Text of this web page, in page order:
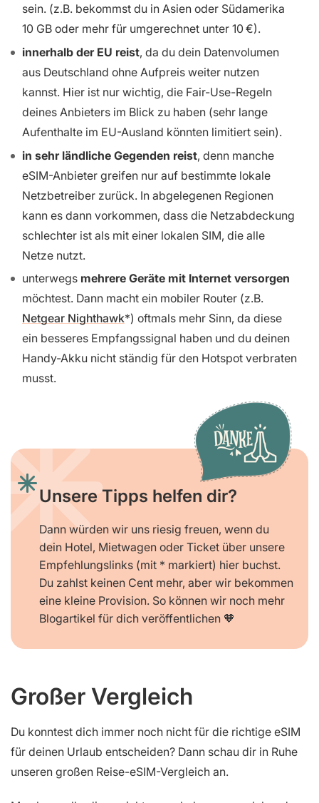
sein. (z.B. bekommst du in Asien oder Südamerika
10 GB oder mehr für umgerechnet unter 10 €).
innerhalb der EU reist, da du dein Datenvolumen
aus Deutschland ohne Aufpreis weiter nutzen
kannst. Hier ist nur wichtig, die Fair-Use-Regeln
deines Anbieters im Blick zu haben (sehr lange
Aufenthalte im EU-Ausland könnten limitiert sein).
in sehr ländliche Gegenden reist, denn manche
eSIM-Anbieter greifen nur auf bestimmte lokale
Netzbetreiber zurück. In abgelegenen Regionen
kann es dann vorkommen, dass die Netzabdeckung
schlechter ist als mit einer lokalen SIM, die alle
Netze nutzt.
unterwegs mehrere Geräte mit Internet versorgen
möchtest. Dann macht ein mobiler Router (z.B.
Netgear Nighthawk ) oftmals mehr Sinn, da diese
ein besseres Empfangssignal haben und du deinen
Handy-Akku nicht ständig für den Hotspot verbraten
musst.
Unsere Tipps helfen dir?
Dann würden wir uns riesig freuen, wenn du
dein Hotel, Mietwagen oder Ticket über unsere
Empfehlungslinks (mit * markiert) hier buchst.
Du zahlst keinen Cent mehr, aber wir bekommen
eine kleine Provision. So können wir noch mehr
Blogartikel für dich veröffentlichen 🧡
Großer Vergleich
Du konntest dich immer noch nicht für die richtige eSIM
für deinen Urlaub entscheiden? Dann schau dir in Ruhe
unseren großen Reise-eSIM-Vergleich an.